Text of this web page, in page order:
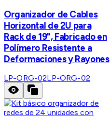
Organizador de Cables
Horizontal de 2U para
Rack de 19", Fabricado en
Polímero Resistente a
Deformaciones y Rayones
LP-ORG-02LP-ORG-02